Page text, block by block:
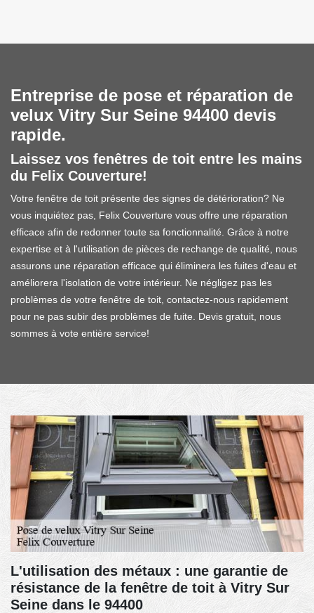
Entreprise de pose et réparation de
velux Vitry Sur Seine 94400 devis
rapide.
Laissez vos fenêtres de toit entre les mains
du Felix Couverture!
Votre fenêtre de toit présente des signes de détérioration? Ne
vous inquiétez pas, Felix Couverture vous offre une réparation
efficace afin de redonner toute sa fonctionnalité. Grâce à notre
expertise et à l'utilisation de pièces de rechange de qualité, nous
assurons une réparation efficace qui éliminera les fuites d'eau et
améliorera l'isolation de votre intérieur. Ne négligez pas les
problèmes de votre fenêtre de toit, contactez-nous rapidement
pour ne pas subir des problèmes de fuite. Devis gratuit, nous
sommes à vote entière service!
L'utilisation des métaux : une garantie de
résistance de la fenêtre de toit à Vitry Sur
Seine dans le 94400